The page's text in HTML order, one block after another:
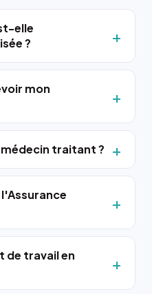
elle
?
mon
traitant ?
de travail en